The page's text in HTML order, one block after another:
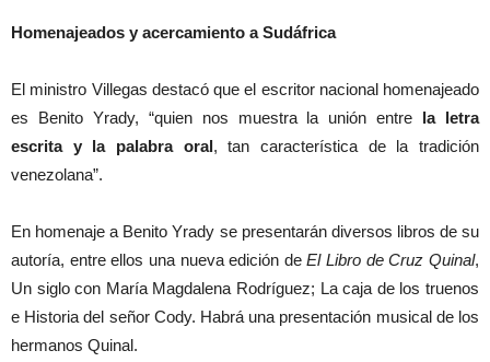
Homenajeados y acercamiento a Sudáfrica
El ministro Villegas destacó que el escritor nacional homenajeado
es Benito Yrady, “quien nos muestra la unión entre la letra
escrita y la palabra oral, tan característica de la tradición
venezolana”.
En homenaje a Benito Yrady se presentarán diversos libros de su
autoría, entre ellos una nueva edición deEl Libro de Cruz Quinal,
Un siglo con María Magdalena Rodríguez; La caja de los truenos
e Historia del señor Cody. Habrá una presentación musical de los
hermanos Quinal.